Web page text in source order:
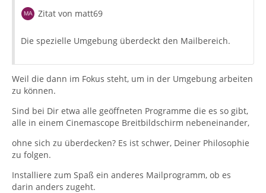
Zitat von matt69
Die spezielle Umgebung überdeckt den Mailbereich.
Weil die dann im Fokus steht, um in der Umgebung arbeiten
zu können.
Sind bei Dir etwa alle geöffneten Programme die es so gibt,
alle in einem Cinemascope Breitbildschirm nebeneinander,
ohne sich zu überdecken? Es ist schwer, Deiner Philosophie
zu folgen.
Installiere zum Spaß ein anderes Mailprogramm, ob es
darin anders zugeht.